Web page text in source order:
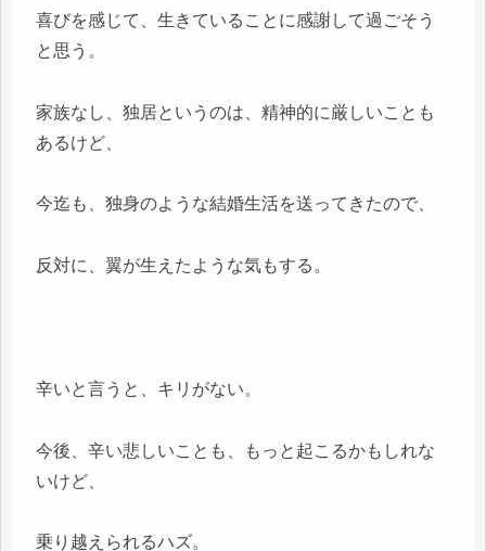
喜びを感じて、生きていることに感謝して過ごそう
と思う。
家族なし、独居というのは、精神的に厳しいことも
あるけど、
今迄も、独身のような結婚生活を送ってきたので、
反対に、翼が生えたような気もする。
辛いと言うと、キリがない。
今後、辛い悲しいことも、もっと起こるかもしれな
いけど、
乗り越えられるハズ。